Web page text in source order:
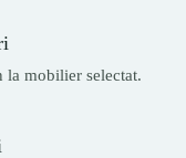
la mobilier selectat.